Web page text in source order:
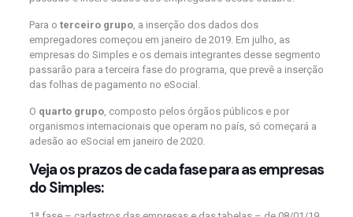
Para o terceiro grupo, a inserção dos dados dos
empregadores começou em janeiro de 2019. Em julho, as
empresas do Simples e os demais integrantes desse segmento
passarão para a terceira fase do programa, que prevê a inserção
das folhas de pagamento no eSocial.
O quarto grupo, composto pelos órgãos públicos e por
organismos internacionais que operam no país, só começará a
adesão ao eSocial em janeiro de 2020.
Veja os prazos de cada fase para as empresas
do Simples: